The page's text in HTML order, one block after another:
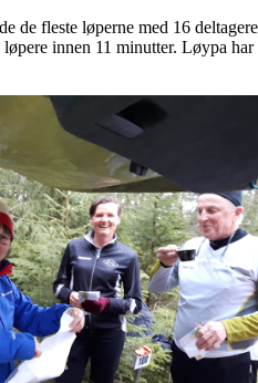
de fleste løperne med 16 deltagere
innen 11 minutter. Løypa har